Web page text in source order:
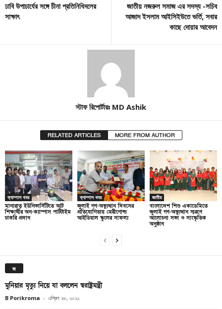
ঢাবি উপাচার্যের সঙ্গে চীনা প্রতিনিধিদলের
সাক্ষাৎ
জাতীয় নজরুল সমাজ এর সদস্য -সচিব
আজাদ ইসলাম আইসিইউতে ভর্তি, সবার
কাছে দোয়ার আবেদন
স্টাফ রিপোর্টারঃ MD Ashik
RELATED ARTICLES MORE FROM AUTHOR
ক্যাম্পাস খবর
মানারাত ইউনিভার্সিটিতে আট
শিক্ষার্থীর অন-ক্যাম্পাস পার্টটাইম
চাকরি প্রদান
ক্যাম্পাস খবর
জুলাই গণ-অভ্যুত্থান দিবসের
প্রতিযোগিতায় মেরীগোল্ড
আইডিয়াল স্কুলের সাফল্য
জাতীয়
বাংলাদেশ শিশু একাডেমিতে
জুলাই গণ-অভ্যুত্থান স্মরণে
আলোচনা সভা ও সাংস্কৃতিক
অনুষ্ঠান
জ
মুনিয়ার মৃত্যু নিয়ে যা বললেন স্বরাষ্ট্রমন্ত্রী
B Porikroma - এপ্রিল ২৮, ২০২১